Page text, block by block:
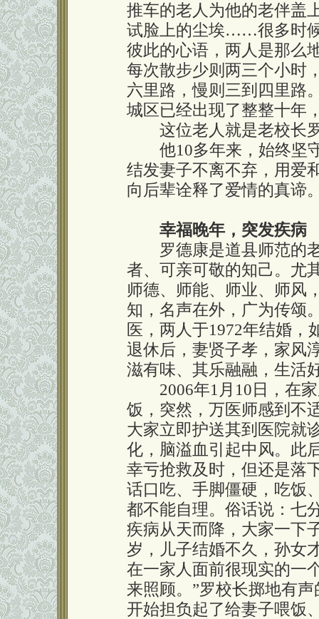
推车的老人为他的老伴盖
试脸上的尘埃……很多时
彼此的心语，两人是那么
每次散步少则两三个小时
六里路，慢则三到四里路
城区已经出现了整整十年
这位老人就是老校长
他10多年来，始终坚守
结发妻子不离不弃，用爱
向后辈诠释了爱情的真谛
幸福晚年，突发疾病
罗德康是道县师范的老
者、可亲可敬的知己。尤
师德、师能、师业、师风
知，名声在外，广为传颂
医，两人于1972年结婚，
退休后，妻贤子孝，家风
滋有味、其乐融融，生活
2006年1月10日，在家
饭，突然，万医师感到不
大家立即护送其到医院就
化，脑溢血引起中风。
幸亏抢救及时，但还是
话口吃、手脚僵硬，吃饭
都不能自理。俗话说：七
疾病从天而降，大家一下
岁，儿子结婚不久，孙女
在一家人面前很现实的一
来照顾。”罗校长掷地有
开始担负起了给妻子喂饭